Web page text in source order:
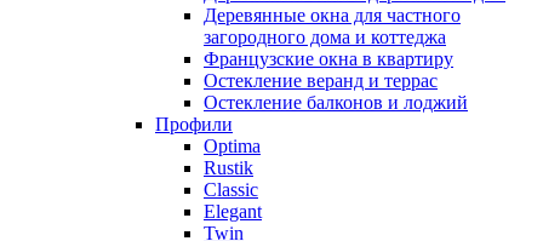
Деревянные окна для частного
загородного дома и коттеджа
Французские окна в квартиру
Остекление веранд и террас
Остекление балконов и лоджий
Профили
Optima
Rustik
Classic
Elegant
Twin